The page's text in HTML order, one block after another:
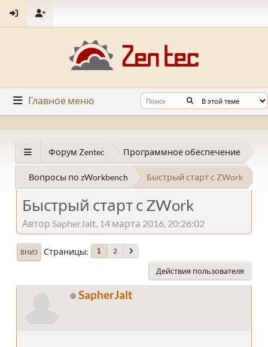
Главное меню
Форум Zentec Программное обеспечение
Вопросы по zWorkbench Быстрый старт с ZWork
Быстрый старт с ZWork
Автор SapherJalt, 14 марта 2016, 20:26:02
ВНИЗ Страницы 1 2
Действия пользователя
SapherJalt